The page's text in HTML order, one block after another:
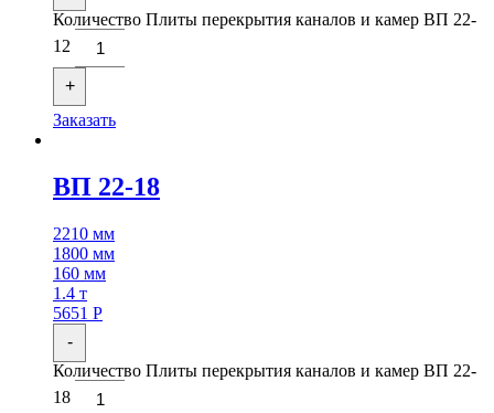
Количество Плиты перекрытия каналов и камер ВП 22-
12
+
Заказать
ВП 22-18
2210 мм
1800 мм
160 мм
1.4 т
5651 Р
-
Количество Плиты перекрытия каналов и камер ВП 22-
18